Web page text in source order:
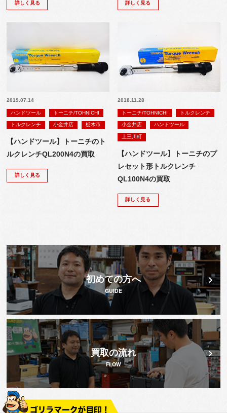
詳しく見る 詳しく見る
2019.07.14
ハンドツール トーニチ/TOHNICHI
トルクレンチ 小金井店 栃木市
【ハンドツール】トーニチのト
ルクレンチQL200N4の買取
詳しく見る
2018.11.28
トーニチ/TOHNICHI トルクレンチ
小金井店 ハンドツール
上三川町
【ハンドツール】トーニチのプ
レセット形トルクレンチ
QL100N4の買取
詳しく見る
初めての方へ
GUIDE
買取の流れ
FLOW